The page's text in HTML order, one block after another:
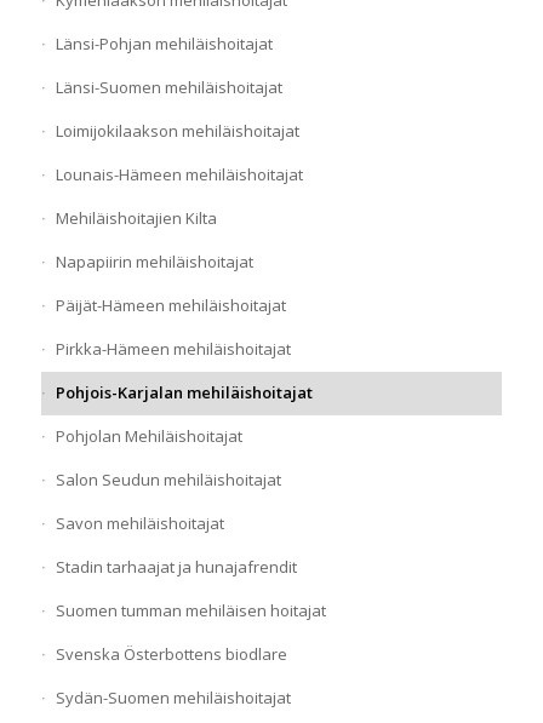
Länsi-Pohjan mehiläishoitajat
Länsi-Suomen mehiläishoitajat
Loimijokilaakson mehiläishoitajat
Lounais-Hämeen mehiläishoitajat
Mehiläishoitajien Kilta
Napapiirin mehiläishoitajat
Päijät-Hämeen mehiläishoitajat
Pirkka-Hämeen mehiläishoitajat
Pohjois-Karjalan mehiläishoitajat
Pohjolan Mehiläishoitajat
Salon Seudun mehiläishoitajat
Savon mehiläishoitajat
Stadin tarhaajat ja hunajafrendit
Suomen tumman mehiläisen hoitajat
Svenska Österbottens biodlare
Sydän-Suomen mehiläishoitajat